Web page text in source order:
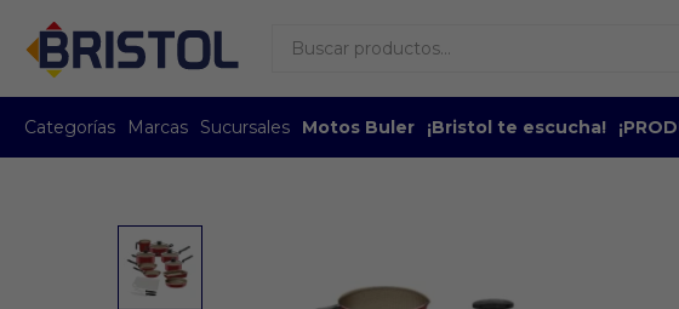
Categorías Marcas Sucursales Motos Buler ¡Bristol te escucha!